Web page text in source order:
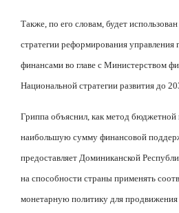
Также, по его словам, будет
стратегии реформирования управления
финансами во главе с Министерством
Национальной стратегии развития до
Гриппа объяснил, как метод
наибольшую сумму финансовой
предоставляет Доминиканской
на способности страны применять
монетарную политику для